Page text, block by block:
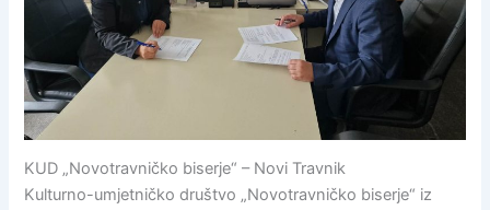
KUD „Novotravničko biserje“ – Novi Travnik
Kulturno-umjetničko društvo „Novotravničko biserje“ iz